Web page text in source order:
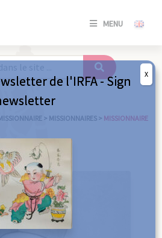
MENU
SE
/
> MISSIONNAIRES > MISSIONNAIRE
de l'IRFA - Sign
X